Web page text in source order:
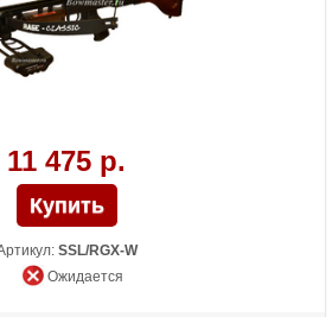
Конструкция булл-пап, защита от
холостого выстрела, планка Пикатинни
под направляющей, тактическая рукоять,
виброгасители тетивы
11 475 р.
SSL/RGX-W
Ожидается